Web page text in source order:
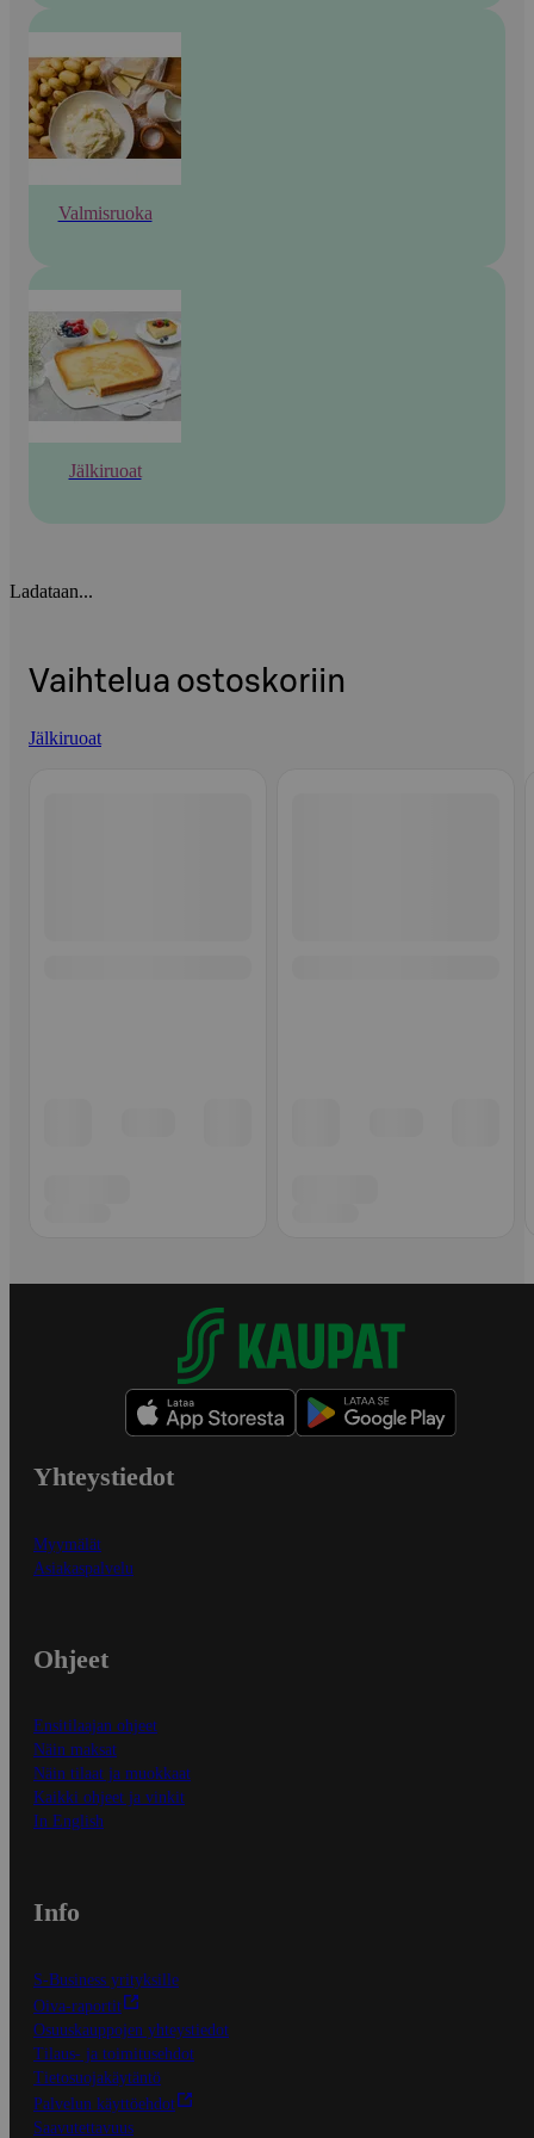
Valmisruoka
Jälkiruoat
Ladataan...
Vaihtelua ostoskoriin
Jälkiruoat
Yhteystiedot
Myymälät
Asiakaspalvelu
Ohjeet
Ensitilaajan ohjeet
Näin maksat
Näin tilaat ja muokkaat
Kaikki ohjeet ja vinkit
In English
Info
S-Business yrityksille
Oiva-raportit
Osuuskauppojen yhteystiedot
Tilaus- ja toimitusehdot
Tietosuojakäytäntö
Palvelun käyttöehdot
Saavutettavuus